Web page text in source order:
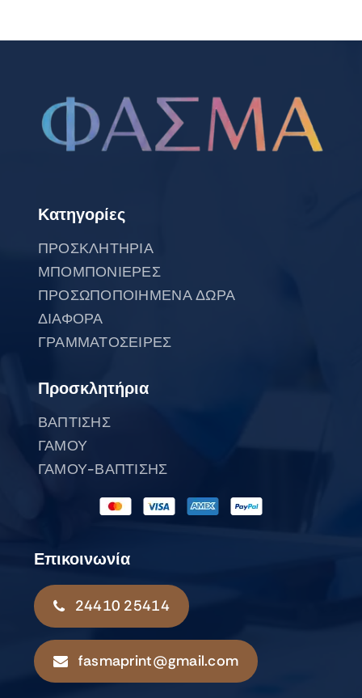
Κατηγορίες
ΠΡΟΣΚΛΗΤΗΡΙΑ
ΜΠΟΜΠΟΝΙΕΡΕΣ
ΠΡΟΣΩΠΟΠΟΙΗΜΕΝΑ ΔΩΡΑ
ΔΙΑΦΟΡΑ
ΓΡΑΜΜΑΤΟΣΕΙΡΕΣ
Προσκλητήρια
ΒΑΠΤΙΣΗΣ
ΓΑΜΟΥ
ΓΑΜΟΥ-ΒΑΠΤΙΣΗΣ
Επικοινωνία
24410 25414
fasmaprint@gmail.com